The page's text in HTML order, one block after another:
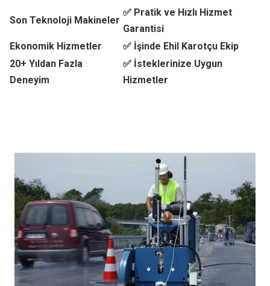
Son Teknoloji Makineler
✅ Pratik ve Hızlı Hizmet
Garantisi
Ekonomik Hizmetler
✅ İşinde Ehil Karotçu Ekip
20+ Yıldan Fazla
Deneyim
✅ İsteklerinize Uygun
Hizmetler